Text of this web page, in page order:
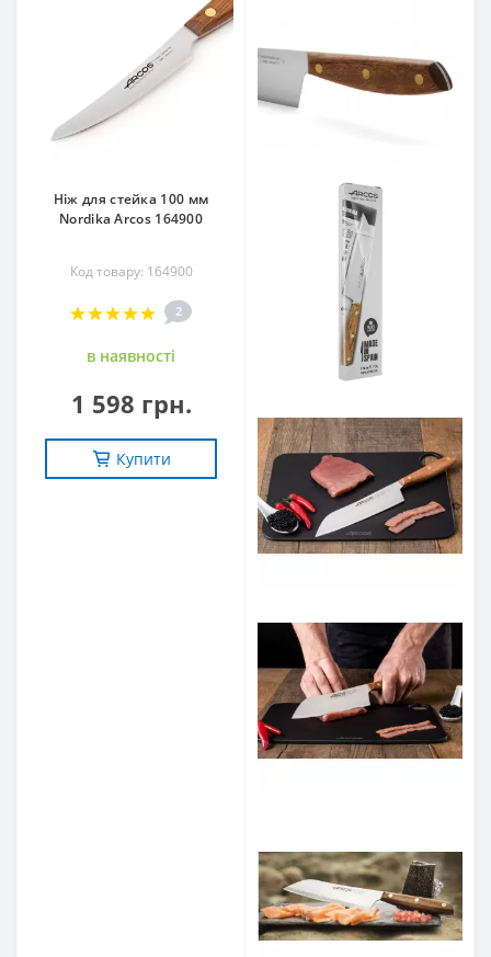
Ніж для стейка 100 мм
Nordika Arcos 164900
Код товару: 164900
2
в наявностi
1 598 грн.
Купити